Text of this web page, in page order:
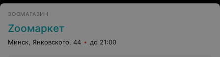
ЗООМАГАЗИН
Zooмаркет
Минск, Янковского, 44 до 21:00